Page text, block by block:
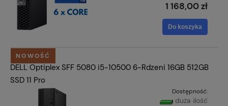
1 168,00 zł
Do koszyka
DELL Optiplex SFF 5080 i5-10500 6-Rdzeni 16GB 512GB
SSD 11 Pro
Dostępność:
duża ilość
NOWOŚĆ